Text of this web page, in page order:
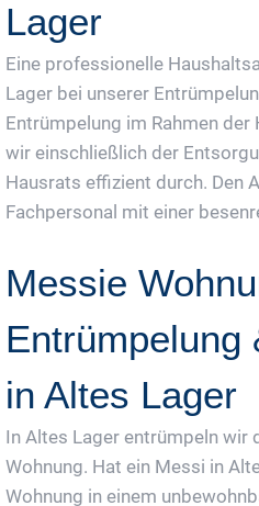
Lager
Eine professionelle
Lager bei unserer
Entrümpelung im Rahmen
wir einschließlich der
Hausrats effizient durch. Den
Fachpersonal mit einer
Messie
Entrümpelung
in Altes Lager
In Altes Lager entrümpeln wir
Wohnung. Hat ein Messi in
Wohnung in einem